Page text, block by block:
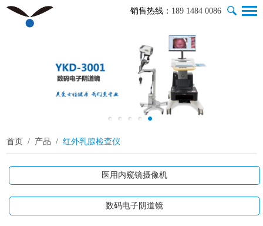
销售热线： 189 1484 0086
首页 / 产品 /红外乳腺检查仪
医用内窥镜摄像机
数码电子阴道镜